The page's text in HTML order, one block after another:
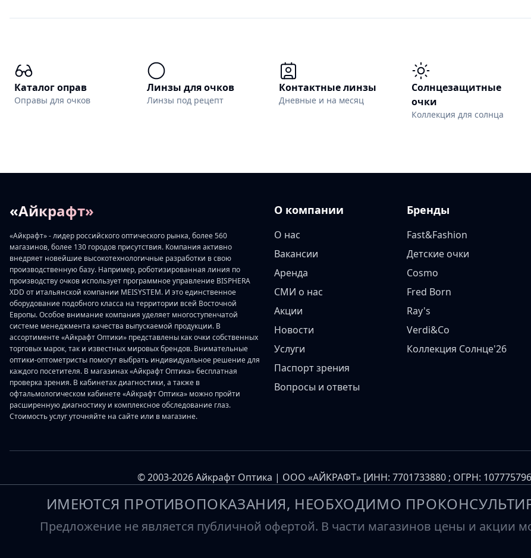
Каталог оправ
Оправы для очков
Линзы для очков
Линзы под рецепт
Контактные линзы
Дневные и на месяц
Солнцезащитные
очки
Коллекция для солнца
«Айкрафт»
«Айкрафт» - лидер российского оптического рынка, более 560
магазинов, более 130 городов присутствия. Компания активно
внедряет новейшие высокотехнологичные разработки в свою
производственную базу. Например, роботизированная линия по
производству очков использует программное управление BISPHERA
XDD от итальянской компании MEISYSTEM. И это единственное
оборудование подобного класса на территории всей Восточной
Европы. Особое внимание компания уделяет многоступенчатой
системе менеджмента качества выпускаемой продукции. В
ассортименте «Айкрафт Оптики» представлены как очки собственных
торговых марок, так и известных мировых брендов. Внимательные
оптики-оптометристы помогут выбрать индивидуальное решение для
каждого посетителя. В магазинах «Айкрафт Оптика» бесплатная
проверка зрения. В кабинетах диагностики, а также в
офтальмологическом кабинете «Айкрафт Оптика» можно пройти
расширенную диагностику и комплексное обследование глаз.
Стоимость услуг уточняйте на сайте или в магазине.
О компании
О нас
Вакансии
Аренда
СМИ о нас
Акции
Новости
Услуги
Паспорт зрения
Вопросы и ответы
Бренды
Fast&Fashion
Детские очки
Cosmo
Fred Born
Ray's
Verdi&Co
Коллекция Солнце'26
© 2003-2026 Айкрафт Оптика | ООО «АЙКРАФТ» [ИНН: 7701733880 ; ОГРН:
ИМЕЮТСЯ ПРОТИВОПОКАЗАНИЯ, НЕОБХОДИМО
Предложение не является публичной офертой. В части магазинов цены и акции